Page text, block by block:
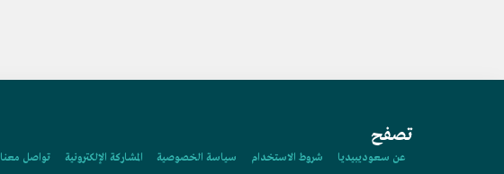
تصفح
عن سعوديبيديا شروط الاستخدام سياسة الخصوصية المشاركة الإلكترونية تواصل معنا